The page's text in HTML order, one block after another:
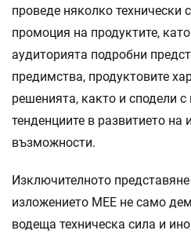
проведе няколко технически
промоция на продуктите,
аудиторията подробни
предимства, продуктовите
решенията, както и сподели с
тенденциите в развитието на
възможности.
Изключителното
изложението MEE не само
водеща техническа сила и